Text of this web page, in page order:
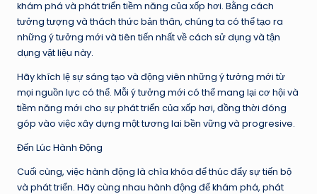
khám phá và phát triển tiềm năng của xốp hơi. Bằng cách
tưởng tượng và thách thức bản thân, chúng ta có thể tạo ra
những ý tưởng mới và tiên tiến nhất về cách sử dụng và tận
dụng vật liệu này.
Hãy khích lệ sự sáng tạo và động viên những ý tưởng mới từ
mọi nguồn lực có thể. Mỗi ý tưởng mới có thể mang lại cơ hội và
tiềm năng mới cho sự phát triển của xốp hơi, đồng thời đóng
góp vào việc xây dựng một tương lai bền vững và progresive.
Đến Lúc Hành Động
Cuối cùng, việc hành động là chìa khóa để thúc đẩy sự tiến bộ
và phát triển. Hãy cùng nhau hành động để khám phá, phát